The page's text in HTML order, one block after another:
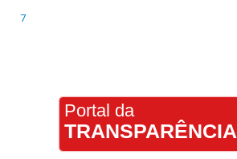
7
Portal da
TRANSPARÊNCIA